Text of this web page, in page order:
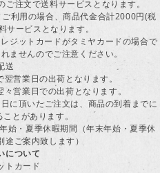
注文で送料サービスとなります。
利用の場合、商品代金合計2000円(税
サービスとなります。
ジットカードがタミヤカードの場合で
ませんのでご注意ください。
送
営業日の出荷となります。
営業日での出荷となります。
に頂いたご注文は、商品の到着までに
とがあります。
始・夏季休暇期間（年末年始・夏季休
ご案内致します）
について
トカード